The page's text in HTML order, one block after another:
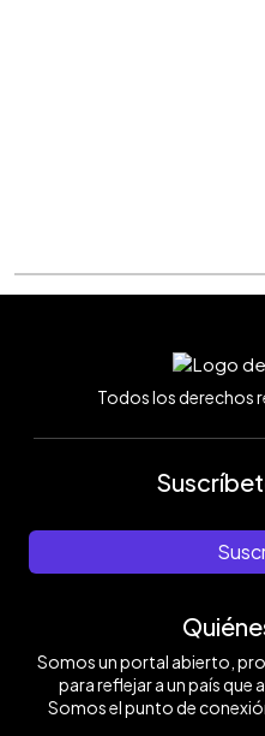
Todos los derechos
Somos un portal abierto,
para reflejar a un país que
Somos el punto de